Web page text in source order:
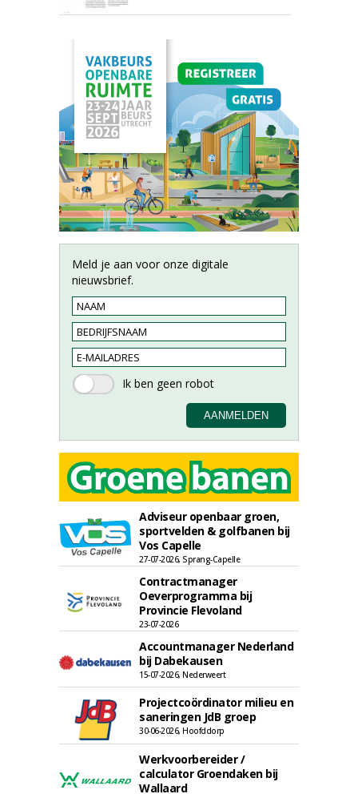
Meld je aan voor onze digitale
nieuwsbrief.
Adviseur openbaar groen,
sportvelden & golfbanen bij
Vos Capelle
27-07-2026, Sprang-Capelle
Contractmanager
Oeverprogramma bij
Provincie Flevoland
23-07-2026
Accountmanager Nederland
bij Dabekausen
15-07-2026, Nederweert
Projectcoördinator milieu en
saneringen JdB groep
30-06-2026, Hoofddorp
Werkvoorbereider /
calculator Groendaken bij
Wallaard